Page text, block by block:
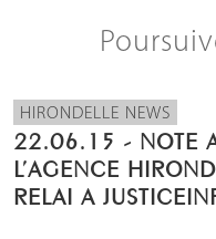
HIRONDELLE NEWS
22.06.15 - NOTE
L’AGENCE
RELAI A